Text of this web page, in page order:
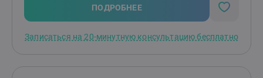
не верит в психологию; теми, кого заставили прийти;
тяжёлыми психиатрическими диагнозами; любыми
партнёрами в отношениях.
ПОДРОБНЕЕ
Записаться на 20-минутную консультацию бесплатно